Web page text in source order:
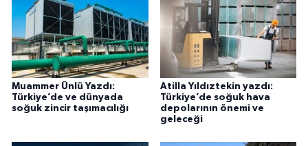
Muammer Ünlü Yazdı:
Türkiye’de ve dünyada
soğuk zincir taşımacılığı
Atilla Yıldıztekin yazdı:
Türkiye’de soğuk hava
depolarının önemi ve
geleceği